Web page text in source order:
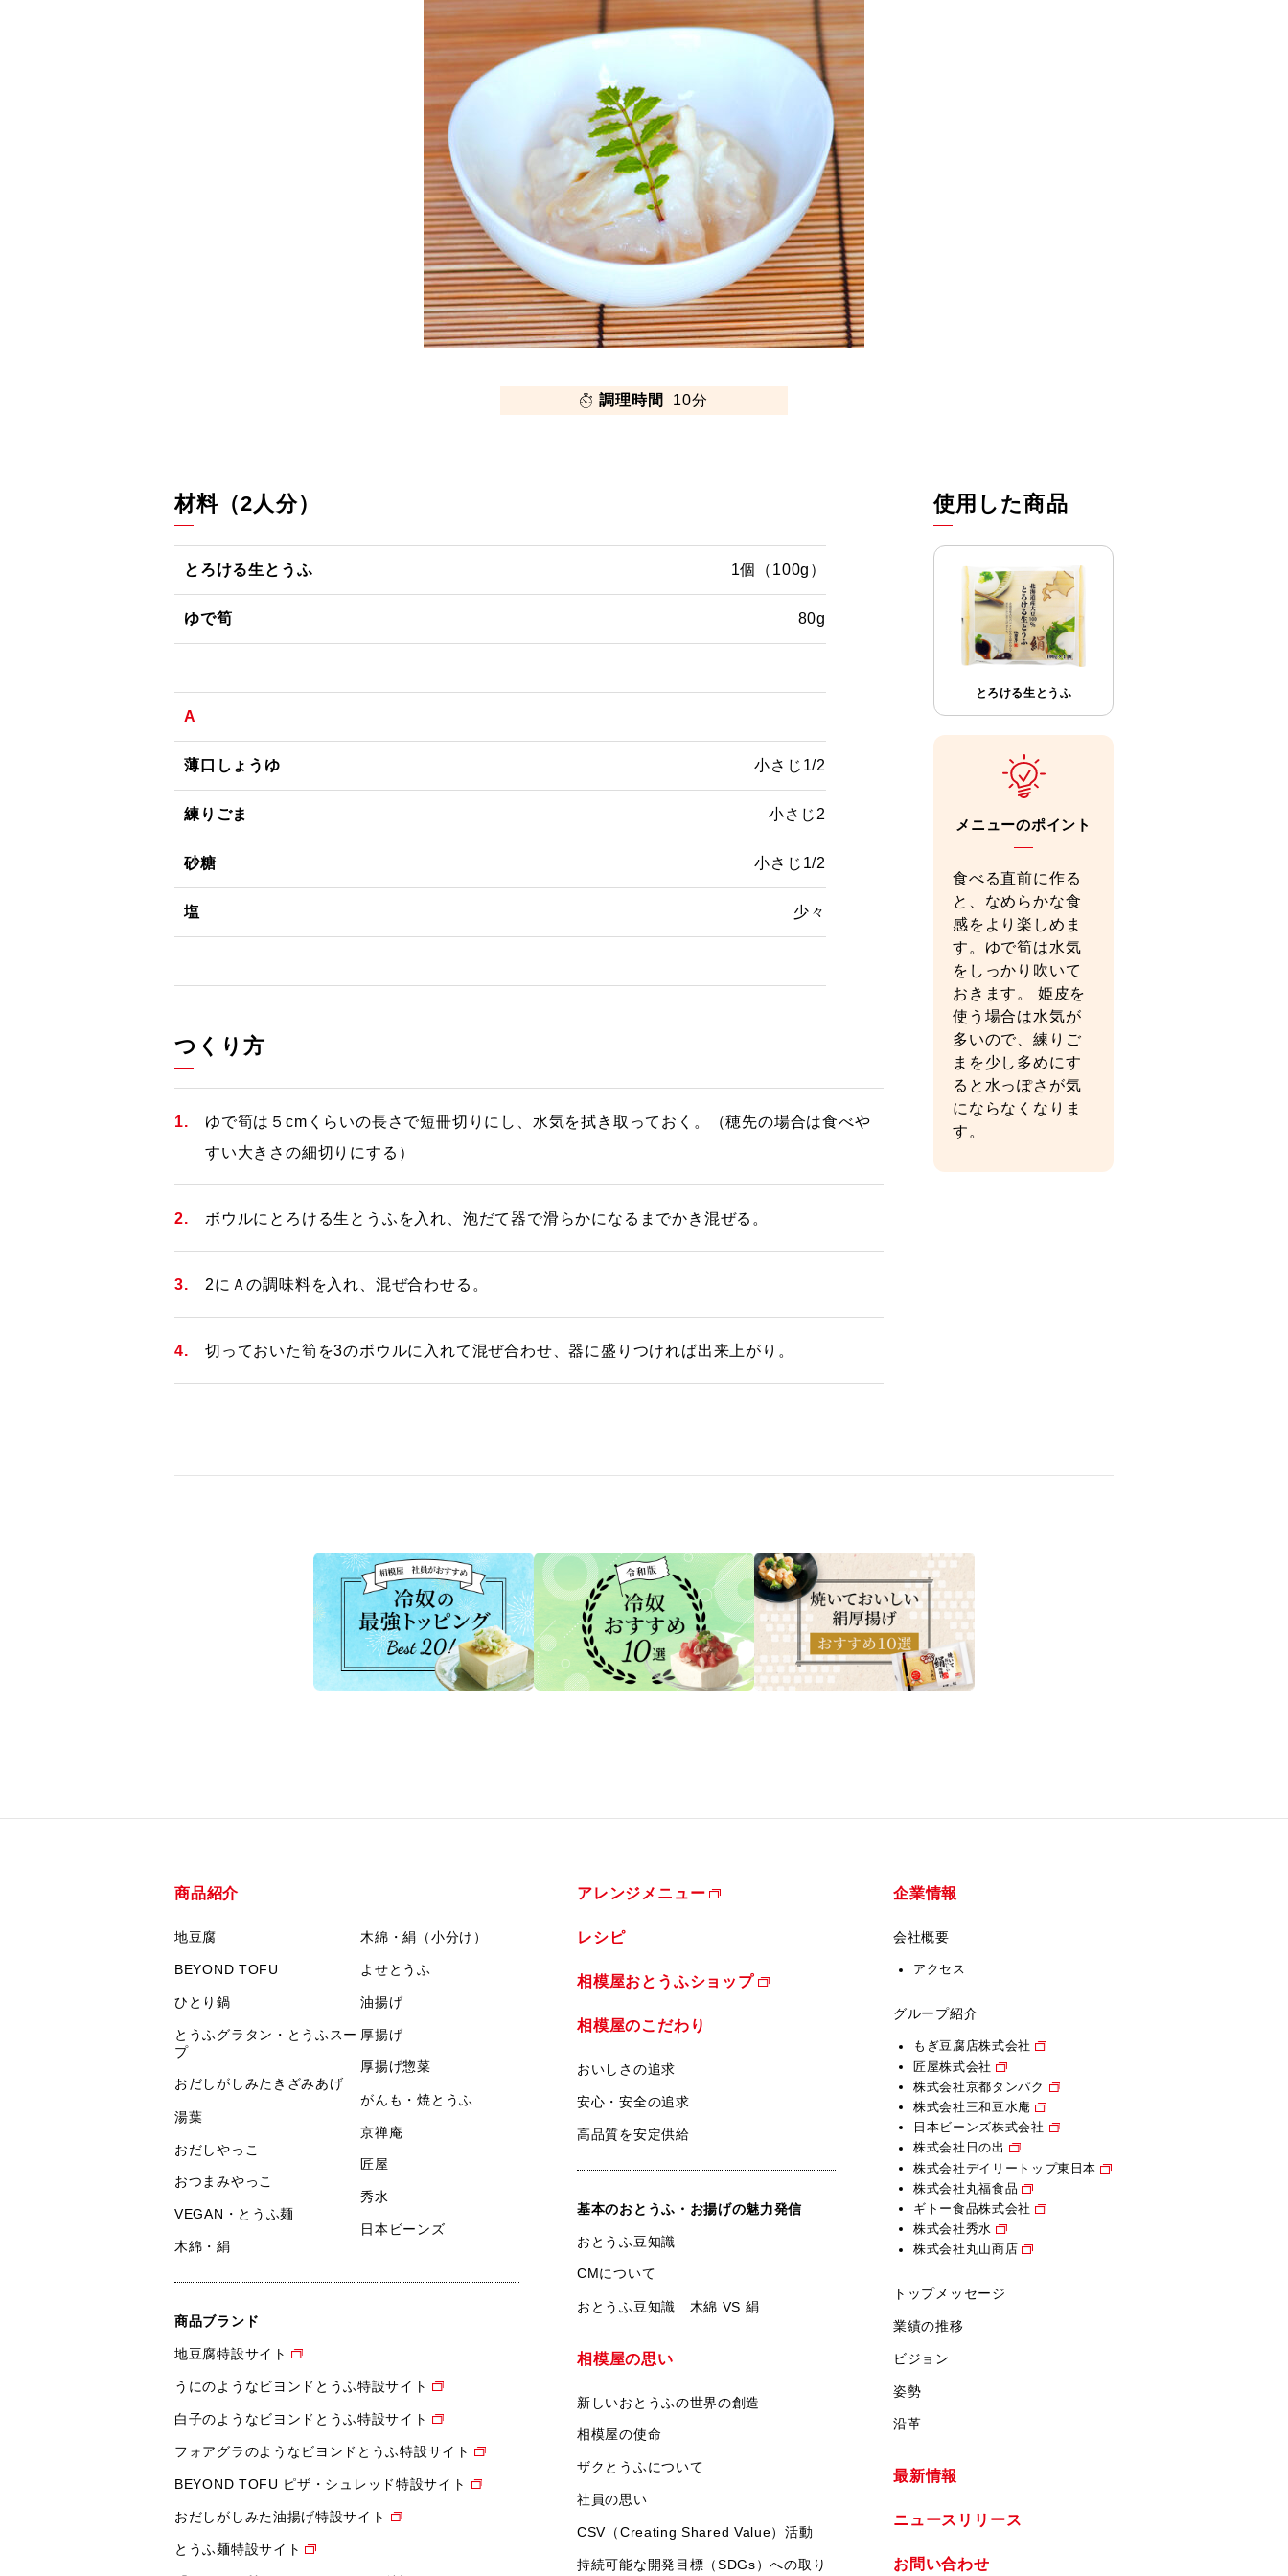
調理時間 10分
材料（2人分）
とろける生とうふ 1個（100g）
ゆで筍 80g
A
薄口しょうゆ 小さじ1/2
練りごま 小さじ2
砂糖 小さじ1/2
塩 少々
つくり方
ゆで筍は５cmくらいの長さで短冊切りにし、水気を拭き取っておく。（穂先の場合は食べや
すい大きさの細切りにする）
ボウルにとろける生とうふを入れ、泡だて器で滑らかになるまでかき混ぜる。
2にＡの調味料を入れ、混ぜ合わせる。
切っておいた筍を3のボウルに入れて混ぜ合わせ、器に盛りつければ出来上がり。
使用した商品
とろける生とうふ
メニューのポイント
食べる直前に作る
と、なめらかな食
感をより楽しめま
す。ゆで筍は水気
をしっかり吹いて
おきます。 姫皮を
使う場合は水気が
多いので、練りご
まを少し多めにす
ると水っぽさが気
にならなくなりま
す。
商品紹介
地豆腐
BEYOND TOFU
ひとり鍋
とうふグラタン・とうふスー
プ
おだしがしみたきざみあげ
湯葉
おだしやっこ
おつまみやっこ
VEGAN・とうふ麺
木綿・絹
木綿・絹（小分け）
よせとうふ
油揚げ
厚揚げ
厚揚げ惣菜
がんも・焼とうふ
京禅庵
匠屋
秀水
日本ビーンズ
商品ブランド
地豆腐特設サイト
うにのようなビヨンドとうふ特設サイト
白子のようなビヨンドとうふ特設サイト
フォアグラのようなビヨンドとうふ特設サイト
BEYOND TOFU ピザ・シュレッド特設サイト
おだしがしみた油揚げ特設サイト
とうふ麺特設サイト
アレンジメニュー
レシピ
相模屋おとうふショップ
相模屋のこだわり
おいしさの追求
安心・安全の追求
高品質を安定供給
基本のおとうふ・お揚げの魅力発信
おとうふ豆知識
CMについて
おとうふ豆知識 木綿 VS 絹
相模屋の思い
新しいおとうふの世界の創造
相模屋の使命
ザクとうふについて
社員の思い
CSV（Creating Shared Value）活動
持続可能な開発目標（SDGs）への取り
企業情報
会社概要
アクセス
グループ紹介
もぎ豆腐店株式会社
匠屋株式会社
株式会社京都タンパク
株式会社三和豆水庵
日本ビーンズ株式会社
株式会社日の出
株式会社デイリートップ東日本
株式会社丸福食品
ギトー食品株式会社
株式会社秀水
株式会社丸山商店
トップメッセージ
業績の推移
ビジョン
姿勢
沿革
最新情報
ニュースリリース
お問い合わせ